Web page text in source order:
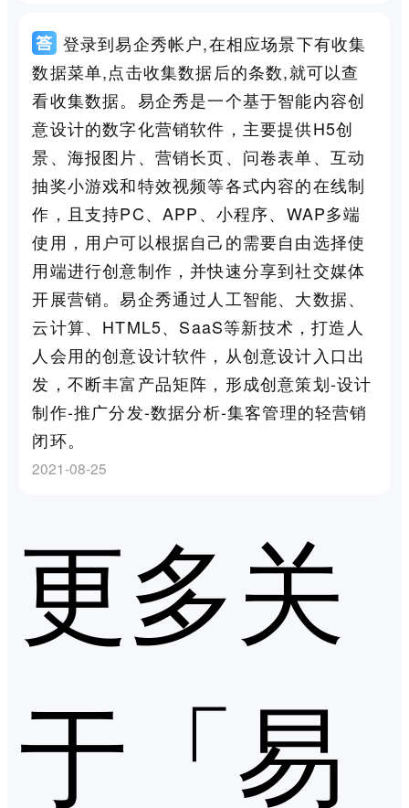
登录到易企秀帐户,在相应场景下有收集
数据菜单,点击收集数据后的条数,就可以查
看收集数据。易企秀是一个基于智能内容创
意设计的数字化营销软件，主要提供H5创
景、海报图片、营销长页、问卷表单、互动
抽奖小游戏和特效视频等各式内容的在线制
作，且支持PC、APP、小程序、WAP多端
使用，用户可以根据自己的需要自由选择使
用端进行创意制作，并快速分享到社交媒体
开展营销。易企秀通过人工智能、大数据、
云计算、HTML5、SaaS等新技术，打造人
人会用的创意设计软件，从创意设计入口出
发，不断丰富产品矩阵，形成创意策划-设计
制作-推广分发-数据分析-集客管理的轻营销
闭环。
2021-08-25
更多关
于「易